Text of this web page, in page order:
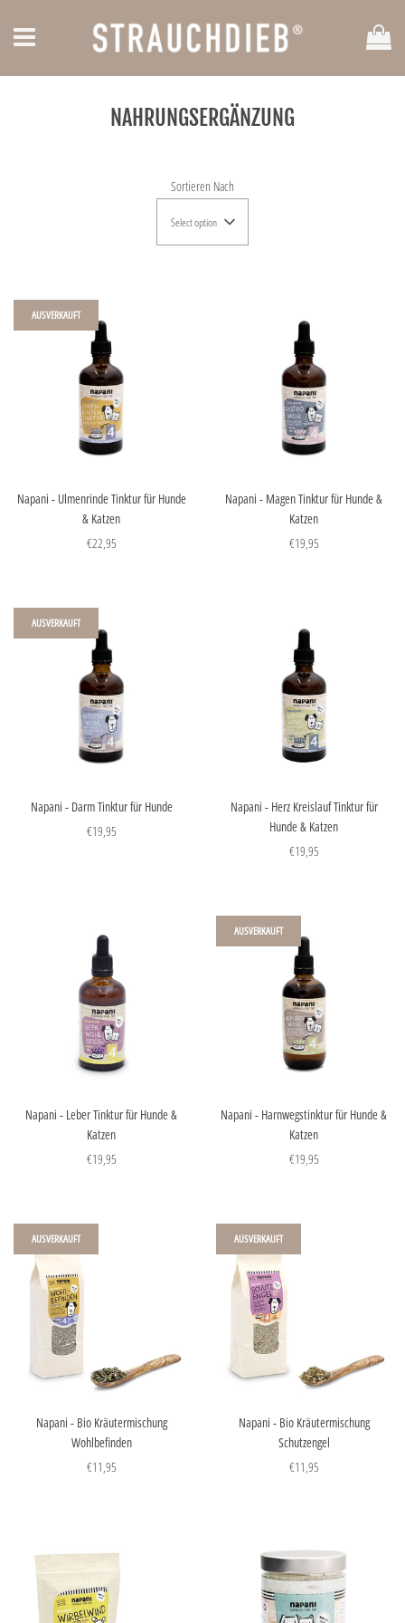
NAHRUNGSERGÄNZUNG
Sortieren Nach
Select option
Napani - Ulmenrinde Tinktur für Hunde
& Katzen
€22,95
AUSVERKAUFT
Napani - Magen Tinktur für Hunde &
Katzen
€19,95
Napani - Darm Tinktur für Hunde
€19,95
AUSVERKAUFT
Napani - Herz Kreislauf Tinktur für
Hunde & Katzen
€19,95
Napani - Leber Tinktur für Hunde &
Katzen
€19,95
Napani - Harnwegstinktur für Hunde &
Katzen
€19,95
AUSVERKAUFT
Napani - Bio Kräutermischung
Wohlbefinden
€11,95
AUSVERKAUFT
Napani - Bio Kräutermischung
Schutzengel
€11,95
AUSVERKAUFT